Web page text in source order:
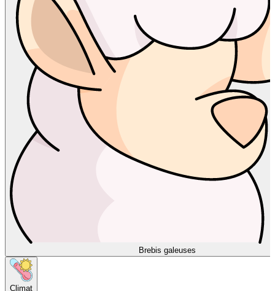
Brebis galeuses
Climat